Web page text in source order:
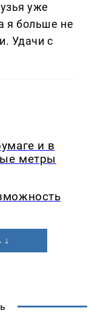
уже
я больше не
Удачи с
и в
метры
↓